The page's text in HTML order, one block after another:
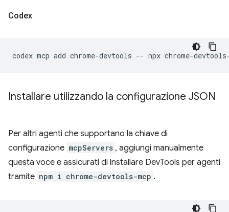
Codex
codex mcp add chrome-devtools -- npx
Installare utilizzando la configurazione JSON
Per altri agenti che supportano la chiave di
configurazione mcpServers , aggiungi manualmente
questa voce e assicurati di installare DevTools per agenti
tramite npm i chrome-devtools-mcp .